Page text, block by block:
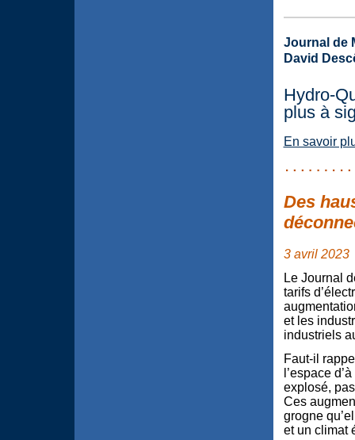
Journal de
David
Hydro-
plus à
En savoir
Des
3 avril 2023
Le Journal
tarifs
et les
industriels
Faut-il
l’espace
explosé,
Ces
grogne
et un climat